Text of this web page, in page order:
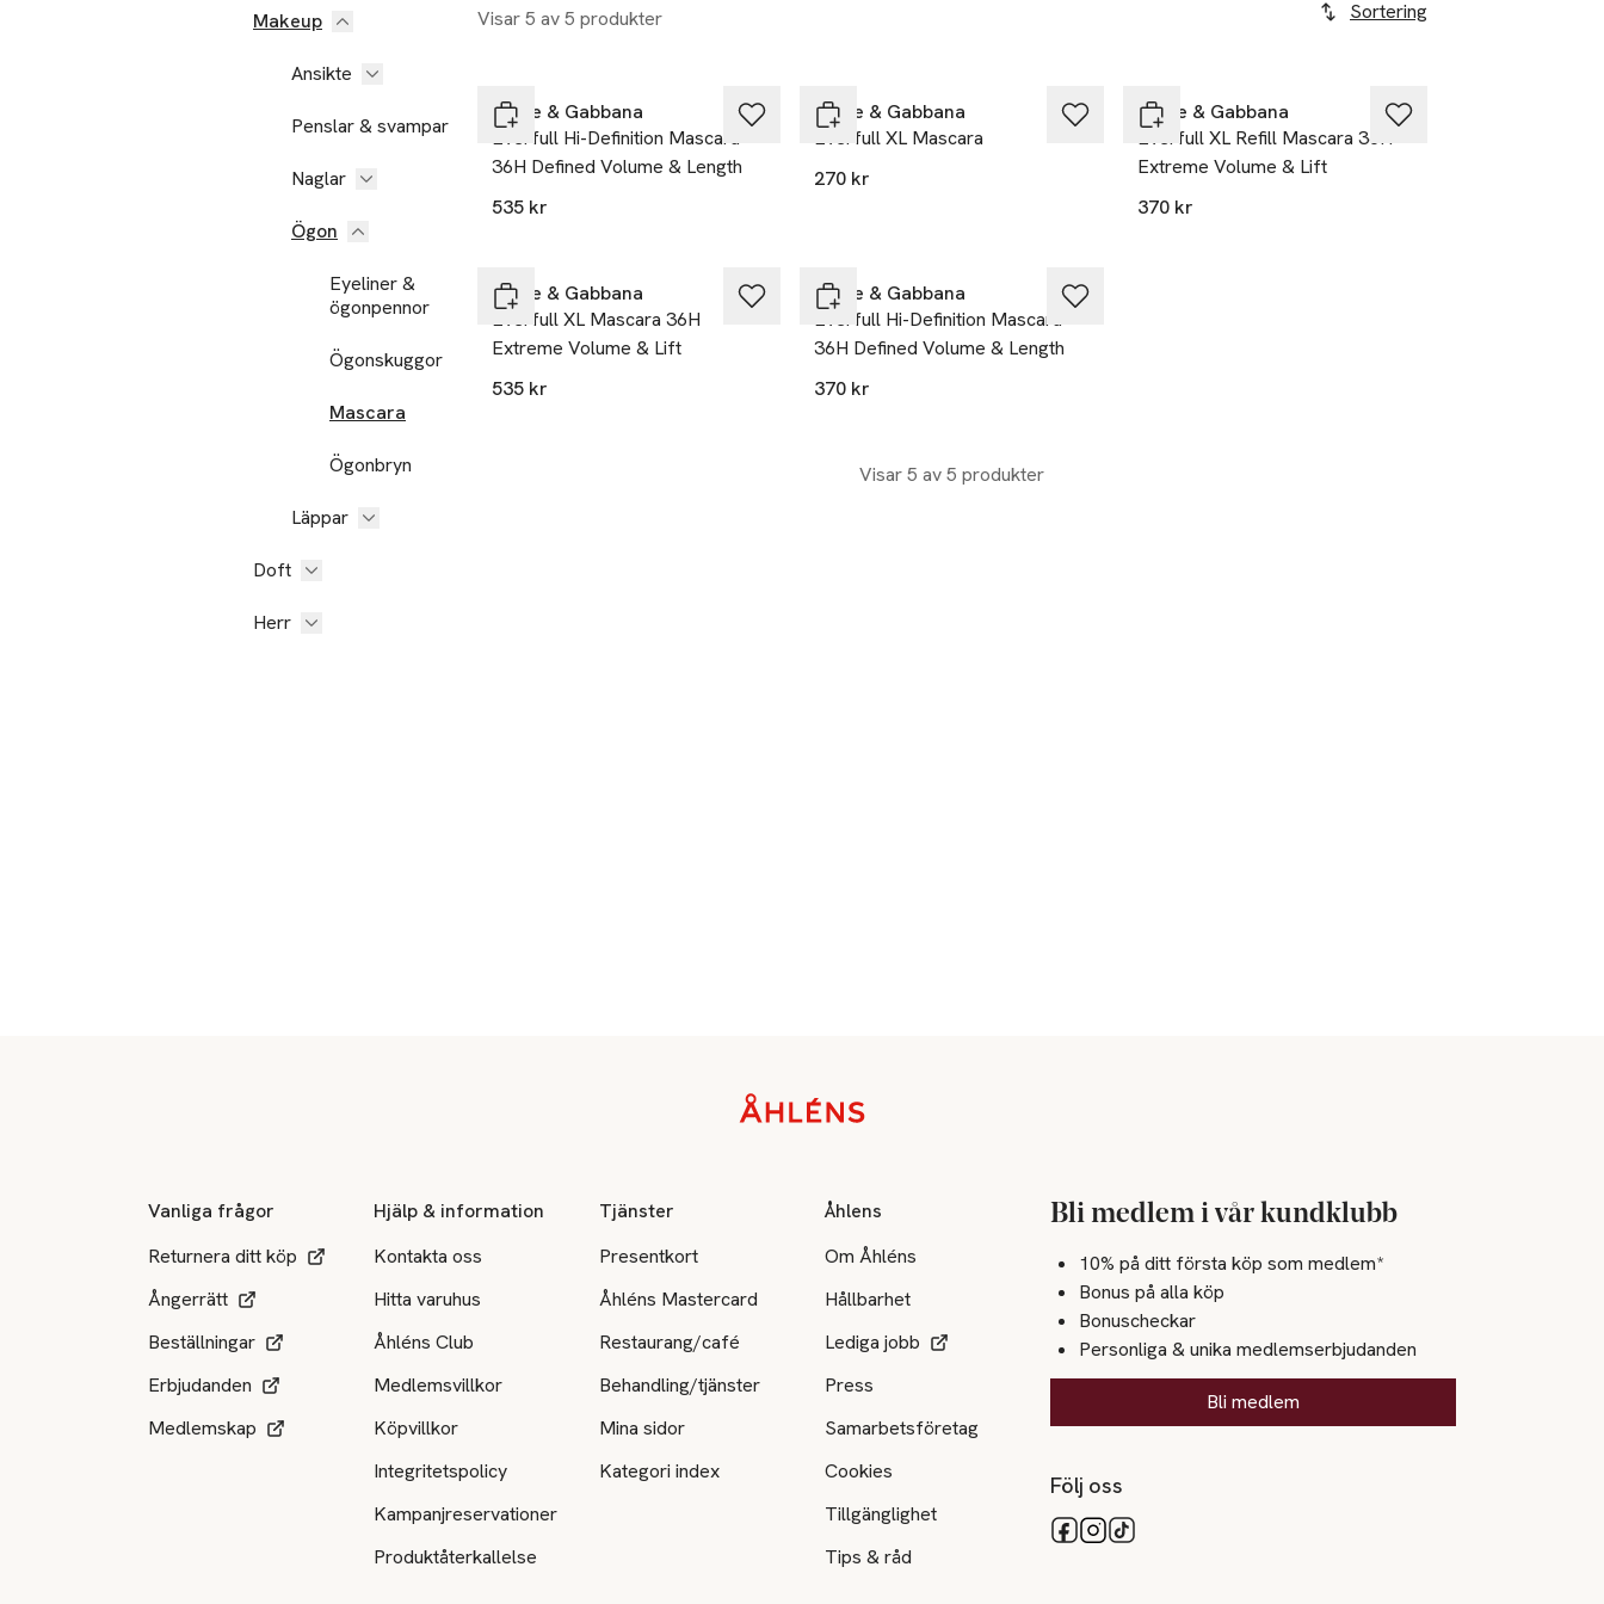
Makeup
Ansikte
Penslar & svampar
Naglar
Ögon
Eyeliner &
ögonpennor
Ögonskuggor
Mascara
Ögonbryn
Läppar
Doft
Herr
Visar 5 av 5 produkter Sortering
Dolce & Gabbana
Everfull Hi-Definition Mascara
36H Defined Volume & Length
535 kr
Dolce & Gabbana
Everfull XL Mascara
270 kr
Dolce & Gabbana
Everfull XL Refill Mascara 36H
Extreme Volume & Lift
370 kr
Dolce & Gabbana
Everfull XL Mascara 36H
Extreme Volume & Lift
535 kr
Dolce & Gabbana
Everfull Hi-Definition Mascara
36H Defined Volume & Length
370 kr
Visar 5 av 5 produkter
Vanliga frågor
Returnera ditt köp
Ångerrätt
Beställningar
Erbjudanden
Medlemskap
Hjälp & information
Kontakta oss
Hitta varuhus
Åhléns Club
Medlemsvillkor
Köpvillkor
Integritetspolicy
Kampanjreservationer
Produktåterkallelse
Tjänster
Presentkort
Åhléns Mastercard
Restaurang/café
Behandling/tjänster
Mina sidor
Kategori index
Åhlens
Om Åhléns
Hållbarhet
Lediga jobb
Press
Samarbetsföretag
Cookies
Tillgänglighet
Tips & råd
Bli medlem i vår kundklubb
10% på ditt första köp som medlem*
Bonus på alla köp
Bonuscheckar
Personliga & unika medlemserbjudanden
Bli medlem
Följ oss